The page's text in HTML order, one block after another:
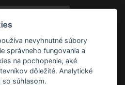
ZADARMO
potom od3.6 eur mesačne
nevyhnutné súbory
správneho fungovania a
na pochopenie, aké
dôležité. Analytické
so súhlasom.